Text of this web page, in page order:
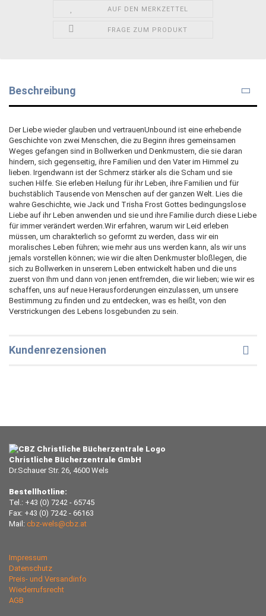
AUF DEN MERKZETTEL
FRAGE ZUM PRODUKT
Beschreibung
Der Liebe wieder glauben und vertrauenUnbound ist eine erhebende
Geschichte von zwei Menschen, die zu Beginn ihres gemeinsamen
Weges gefangen sind in Bollwerken und Denkmustern, die sie daran
hindern, sich gegenseitig, ihre Familien und den Vater im Himmel zu
lieben. Irgendwann ist der Schmerz stärker als die Scham und sie
suchen Hilfe. Sie erleben Heilung für ihr Leben, ihre Familien und für
buchstäblich Tausende von Menschen auf der ganzen Welt. Lies die
wahre Geschichte, wie Jack und Trisha Frost Gottes bedingungslose
Liebe auf ihr Leben anwenden und sie und ihre Familie durch diese Liebe
für immer verändert werden.Wir erfahren, warum wir Leid erleben
müssen, um charakterlich so geformt zu werden, dass wir ein
moralisches Leben führen; wie mehr aus uns werden kann, als wir uns
jemals vorstellen können; wie wir die alten Denkmuster bloßlegen, die
sich zu Bollwerken in unserem Leben entwickelt haben und die uns
zuerst von Ihm und dann von jenen entfremden, die wir lieben; wie wir es
schaffen, uns auf neue Herausforderungen einzulassen, um unsere
Bestimmung zu finden und zu entdecken, was es heißt, von den
Verstrickungen des Lebens losgebunden zu sein.
Kundenrezensionen
Christliche Bücherzentrale GmbH
Dr.Schauer Str. 26, 4600 Wels
Bestellhotline:
Tel.: +43 (0) 7242 - 65745
Fax: +43 (0) 7242 - 66163
Mail: cbz-wels@cbz.at
Impressum
Datenschutz
Preis- und Versandinfo
Wiederrufsrecht
AGB